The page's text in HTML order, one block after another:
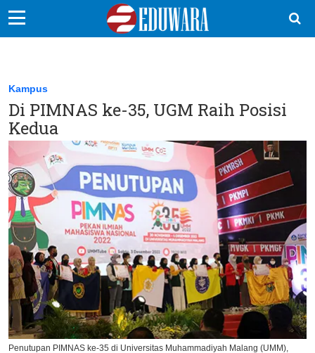
Sekolah Kita
Vokasi
Kampus
Idea
Sains
EduDana
Ikuti Kami di:
Kampus
Di PIMNAS ke-35, UGM Raih Posisi
Kedua
Penutupan PIMNAS ke-35 di Universitas Muhammadiyah Malang (UMM),